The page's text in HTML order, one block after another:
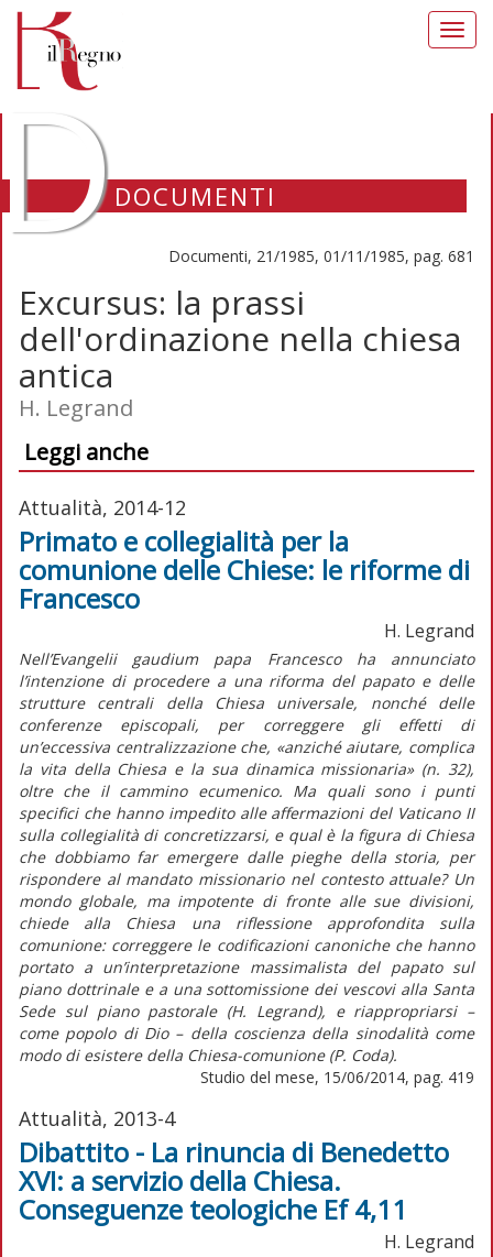
DOCUMENTI
Documenti, 21/1985, 01/11/1985, pag. 681
Excursus: la prassi
dell'ordinazione nella chiesa
antica
H. Legrand
Leggi anche
Attualità, 2014-12
Primato e collegialità per la
comunione delle Chiese: le riforme di
Francesco
H. Legrand
Nell’Evangelii gaudium papa Francesco ha annunciato
l’intenzione di procedere a una riforma del papato e delle
strutture centrali della Chiesa universale, nonché delle
conferenze episcopali, per correggere gli effetti di
un’eccessiva centralizzazione che, «anziché aiutare, complica
la vita della Chiesa e la sua dinamica missionaria» (n. 32),
oltre che il cammino ecumenico. Ma quali sono i punti
specifici che hanno impedito alle affermazioni del Vaticano II
sulla collegialità di concretizzarsi, e qual è la figura di Chiesa
che dobbiamo far emergere dalle pieghe della storia, per
rispondere al mandato missionario nel contesto attuale? Un
mondo globale, ma impotente di fronte alle sue divisioni,
chiede alla Chiesa una riflessione approfondita sulla
comunione: correggere le codificazioni canoniche che hanno
portato a un’interpretazione massimalista del papato sul
piano dottrinale e a una sottomissione dei vescovi alla Santa
Sede sul piano pastorale (H. Legrand), e riappropriarsi –
come popolo di Dio – della coscienza della sinodalità come
modo di esistere della Chiesa-comunione (P. Coda).
Studio del mese, 15/06/2014, pag. 419
Attualità, 2013-4
Dibattito - La rinuncia di Benedetto
XVI: a servizio della Chiesa.
Conseguenze teologiche Ef 4,11
H. Legrand